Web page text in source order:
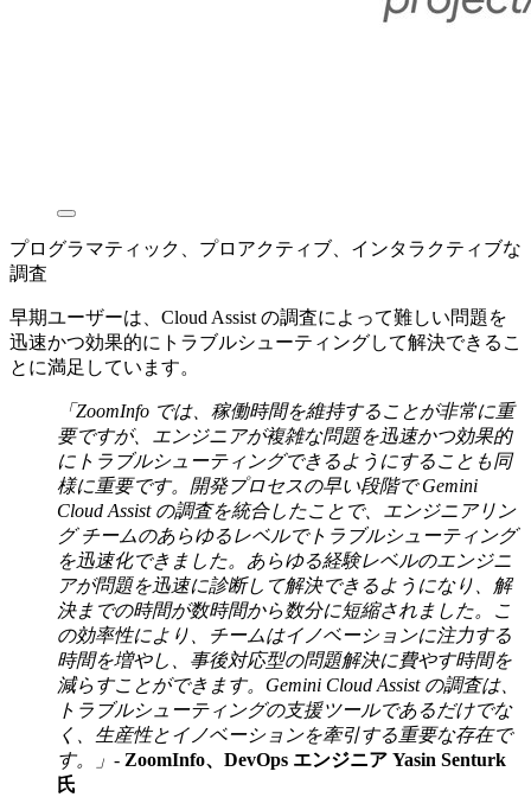
プログラマティック、プロアクティブ、インタラクティブな
調査
早期ユーザーは、Cloud Assist の調査によって難しい問題を
迅速かつ効果的にトラブルシューティングして解決できるこ
とに満足しています。
「ZoomInfo では、稼働時間を維持することが非常に重
要ですが、エンジニアが複雑な問題を迅速かつ効果的
にトラブルシューティングできるようにすることも同
様に重要です。開発プロセスの早い段階で Gemini
Cloud Assist の調査を統合したことで、エンジニアリン
グ チームのあらゆるレベルでトラブルシューティング
を迅速化できました。あらゆる経験レベルのエンジニ
アが問題を迅速に診断して解決できるようになり、解
決までの時間が数時間から数分に短縮されました。こ
の効率性により、チームはイノベーションに注力する
時間を増やし、事後対応型の問題解決に費やす時間を
減らすことができます。Gemini Cloud Assist の調査は、
トラブルシューティングの支援ツールであるだけでな
く、生産性とイノベーションを牽引する重要な存在で
す。」 - ZoomInfo、DevOps エンジニア Yasin Senturk
氏